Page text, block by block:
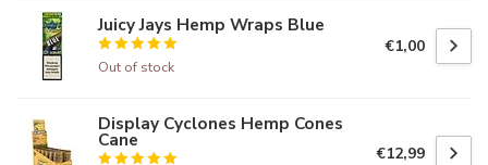
Juicy Jays Hemp Wraps Blue
Out of stock
€1,00
Display Cyclones Hemp Cones
Cane
€12,99